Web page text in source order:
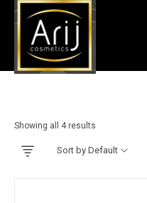
Accueil
Showing all 4 results
Sort by Default